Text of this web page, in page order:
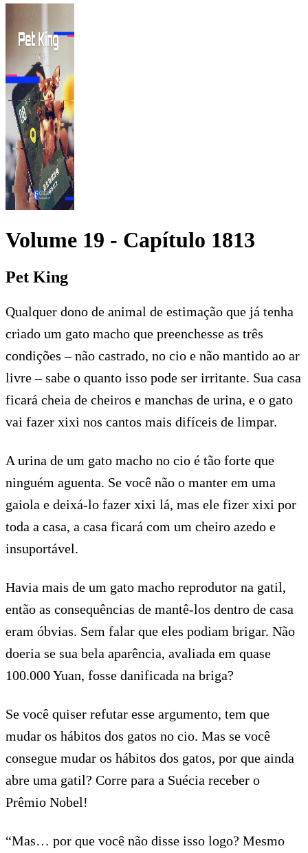
Volume 19 - Capítulo 1813
Pet King
Qualquer dono de animal de estimação que já tenha
criado um gato macho que preenchesse as três
condições – não castrado, no cio e não mantido ao ar
livre – sabe o quanto isso pode ser irritante. Sua casa
ficará cheia de cheiros e manchas de urina, e o gato
vai fazer xixi nos cantos mais difíceis de limpar.
A urina de um gato macho no cio é tão forte que
ninguém aguenta. Se você não o manter em uma
gaiola e deixá-lo fazer xixi lá, mas ele fizer xixi por
toda a casa, a casa ficará com um cheiro azedo e
insuportável.
Havia mais de um gato macho reprodutor na gatil,
então as consequências de mantê-los dentro de casa
eram óbvias. Sem falar que eles podiam brigar. Não
doeria se sua bela aparência, avaliada em quase
100.000 Yuan, fosse danificada na briga?
Se você quiser refutar esse argumento, tem que
mudar os hábitos dos gatos no cio. Mas se você
consegue mudar os hábitos dos gatos, por que ainda
abre uma gatil? Corre para a Suécia receber o
Prêmio Nobel!
“Mas… por que você não disse isso logo? Mesmo